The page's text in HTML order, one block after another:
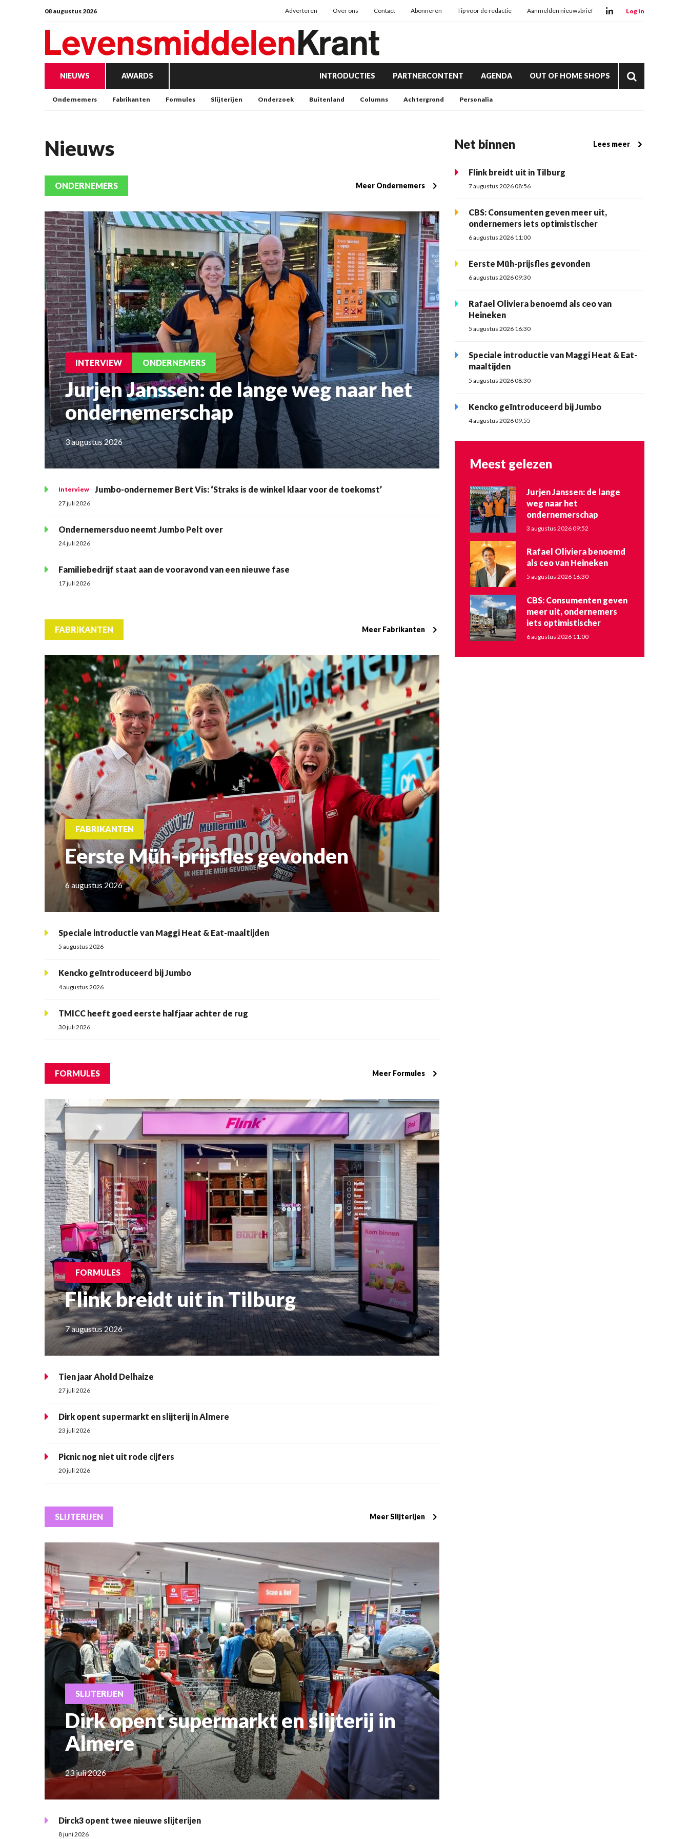
08 augustus 2026 Adverteren Over ons Contact Abonneren Tip voor de redactie Aanmelden nieuwsbrief Log in
NIEUWS AWARDS INTRODUCTIES PARTNERCONTENT AGENDA OUT OF HOME SHOPS
Ondernemers Fabrikanten Formules Slijterijen Onderzoek Buitenland Columns Achtergrond Personalia
Nieuws
ONDERNEMERS Meer Ondernemers
INTERVIEW ONDERNEMERS
Jurjen Janssen: de lange weg naar het
ondernemerschap
3 augustus 2026
Interview Jumbo-ondernemer Bert Vis: ‘Straks is de winkel klaar voor de toekomst’
27 juli 2026
Ondernemersduo neemt Jumbo Pelt over
24 juli 2026
Familiebedrijf staat aan de vooravond van een nieuwe fase
17 juli 2026
FABRIKANTEN Meer Fabrikanten
FABRIKANTEN
Eerste Müh-prijsfles gevonden
6 augustus 2026
Speciale introductie van Maggi Heat & Eat-maaltijden
5 augustus 2026
Kencko geïntroduceerd bij Jumbo
4 augustus 2026
TMICC heeft goed eerste halfjaar achter de rug
30 juli 2026
FORMULES Meer Formules
FORMULES
Flink breidt uit in Tilburg
7 augustus 2026
Tien jaar Ahold Delhaize
27 juli 2026
Dirk opent supermarkt en slijterij in Almere
23 juli 2026
Picnic nog niet uit rode cijfers
20 juli 2026
SLIJTERIJEN Meer Slijterijen
SLIJTERIJEN
Dirk opent supermarkt en slijterij in
Almere
23 juli 2026
Dirck3 opent twee nieuwe slijterijen
8 juni 2026
Net binnen Lees meer
Flink breidt uit in Tilburg
7 augustus 2026 08:56
CBS: Consumenten geven meer uit,
ondernemers iets optimistischer
6 augustus 2026 11:00
Eerste Müh-prijsfles gevonden
6 augustus 2026 09:30
Rafael Oliviera benoemd als ceo van
Heineken
5 augustus 2026 16:30
Speciale introductie van Maggi Heat & Eat-
maaltijden
5 augustus 2026 08:30
Kencko geïntroduceerd bij Jumbo
4 augustus 2026 09:55
Meest gelezen
Jurjen Janssen: de lange
weg naar het
ondernemerschap
3 augustus 2026 09:52
Rafael Oliviera benoemd
als ceo van Heineken
5 augustus 2026 16:30
CBS: Consumenten geven
meer uit, ondernemers
iets optimistischer
6 augustus 2026 11:00